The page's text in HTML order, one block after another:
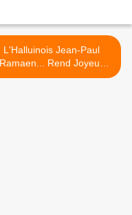
L'Halluinois Jean-Paul
Ramaen... Rend Joyeux
avec les Mots (Février